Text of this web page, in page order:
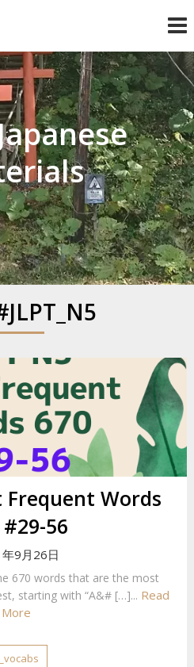
Frequent Words
56
9月26日
670 words that are the most
starting with “A&# […]... Read
More